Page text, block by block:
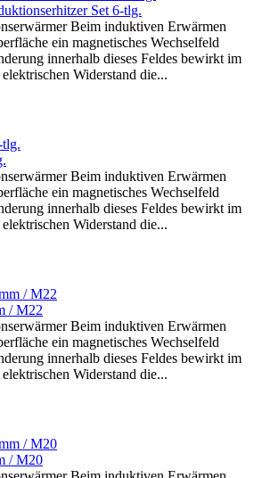
Set 6-tlg.
Beim induktiven Erwärmen
ein magnetisches Wechselfeld
innerhalb dieses Feldes bewirkt im
Widerstand die...
Beim induktiven Erwärmen
ein magnetisches Wechselfeld
innerhalb dieses Feldes bewirkt im
Widerstand die...
/ M22
Beim induktiven Erwärmen
ein magnetisches Wechselfeld
innerhalb dieses Feldes bewirkt im
Widerstand die...
/ M20